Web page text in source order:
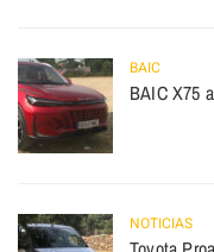
BAIC
BAIC X75
NOTICIAS